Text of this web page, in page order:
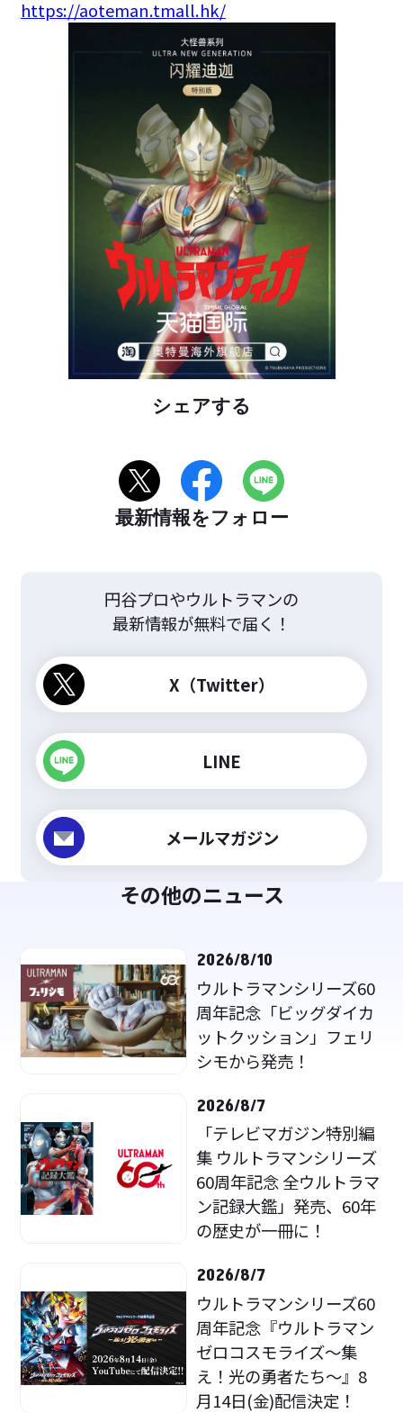
https://aoteman.tmall.hk/
シェアする
最新情報をフォロー
円谷プロやウルトラマンの
最新情報が無料で届く！
X（Twitter）
LINE
メールマガジン
その他のニュース
2026/8/10
ウルトラマンシリーズ60
周年記念「ビッグダイカ
ットクッション」フェリ
シモから発売！
2026/8/7
「テレビマガジン特別編
集 ウルトラマンシリーズ
60周年記念 全ウルトラマ
ン記録大鑑」発売、60年
の歴史が一冊に！
2026/8/7
ウルトラマンシリーズ60
周年記念『ウルトラマン
ゼロコスモライズ～集
え！光の勇者たち～』8
月14日(金)配信決定！